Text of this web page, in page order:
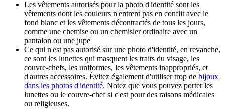
Les vêtements autorisés pour la photo d'identité sont les
vêtements dont les couleurs n'entrent pas en conflit avec le
fond blanc et les vêtements décontractés de tous les jours,
comme une chemise ou un chemisier ordinaire avec un
pantalon ou une jupe
Ce qui n'est pas autorisé sur une photo d'identité, en revanche,
ce sont les lunettes qui masquent les traits du visage, les
couvre-chefs, les uniformes, les vêtements inappropriés, et
d'autres accessoires. Évitez également d'utiliser trop de bijoux
dans les photos d'identité. Notez que vous pouvez porter les
lunettes ou le couvre-chef si c'est pour des raisons médicales
ou religieuses.